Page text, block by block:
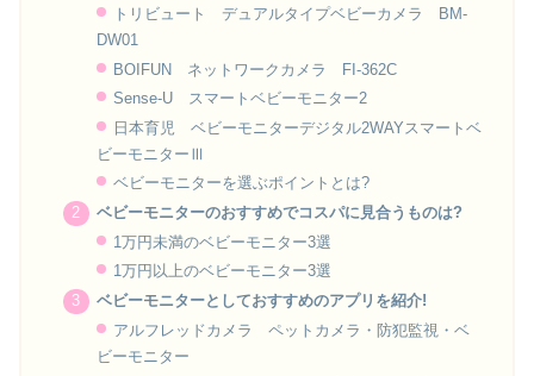
トリビュート デュアルタイプベビーカメラ BM-
DW01
BOIFUN ネットワークカメラ FI-362C
Sense-U スマートベビーモニター2
日本育児 ベビーモニターデジタル2WAYスマートベ
ビーモニターⅢ
ベビーモニターを選ぶポイントとは?
ベビーモニターのおすすめでコスパに見合うものは?
1万円未満のベビーモニター3選
1万円以上のベビーモニター3選
ベビーモニターとしておすすめのアプリを紹介!
アルフレッドカメラ ペットカメラ・防犯監視・ベ
ビーモニター